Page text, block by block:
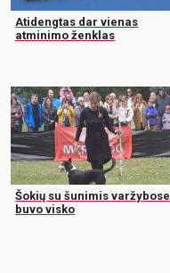
Atidengtas dar vienas
atminimo ženklas
Šokių su šunimis varžybose
buvo visko